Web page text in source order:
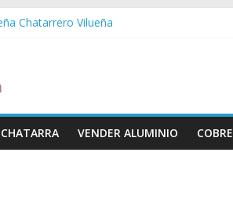
Chatarrero Vilueña
Chatarrero Zaida
Chatarrero Vistabella
VENDER ALUMINIO COBRE